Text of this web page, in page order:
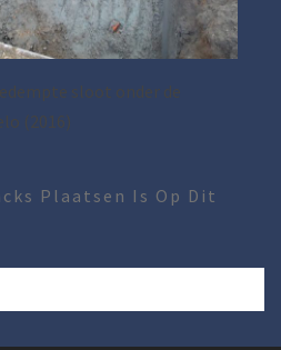
sloot onder de
(2016)
Plaatsen Is Op Dit